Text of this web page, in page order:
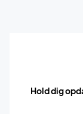
Hold dig